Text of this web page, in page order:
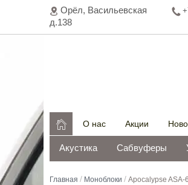
Орёл, Васильeвская
д.138
 О нас Акции
Акустика Сабвуферы
Главная / Моноблоки / Apocalypse ASA-